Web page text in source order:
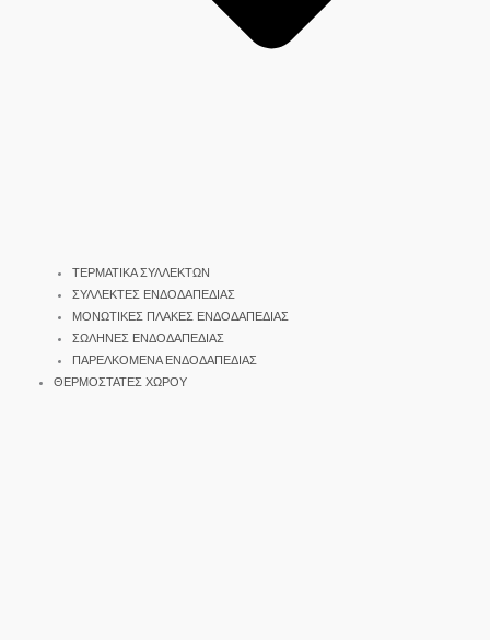
ΤΕΡΜΑΤΙΚΑ ΣΥΛΛΕΚΤΩΝ
ΣΥΛΛΕΚΤΕΣ ΕΝΔΟΔΑΠΕΔΙΑΣ
ΜΟΝΩΤΙΚΕΣ ΠΛΑΚΕΣ ΕΝΔΟΔΑΠΕΔΙΑΣ
ΣΩΛΗΝΕΣ ΕΝΔΟΔΑΠΕΔΙΑΣ
ΠΑΡΕΛΚΟΜΕΝΑ ΕΝΔΟΔΑΠΕΔΙΑΣ
ΘΕΡΜΟΣΤΑΤΕΣ ΧΩΡΟΥ